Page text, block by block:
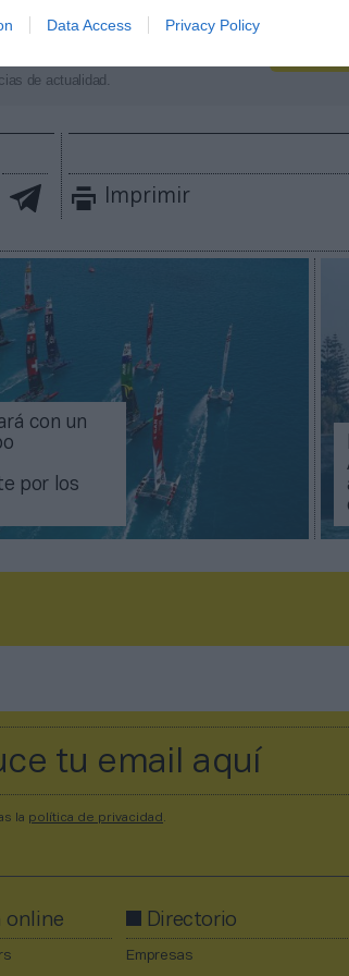
Data Access Privacy Policy
de actualidad.
Imprimir
con un
por los
la política de privacidad
online Directorio
Empresas